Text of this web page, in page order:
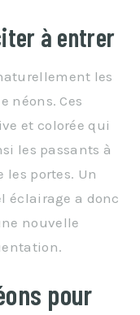
à entrer
les
néons. Ces
et colorée qui
les passants à
les portes. Un
éclairage a donc
nouvelle
pour